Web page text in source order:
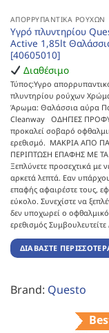
ΑΠΟΡΡΥΠΑΝΤΙΚΆ ΡΟΎΧΩΝ
Υγρό πλυντηρίου
Active 1,85lt
[40605010]
Διαθέσιμο
Τύπος:Υγρο
πλυντηρίου ρούχων
Άρωμα: Θαλάσσια αύρα
Cleanway ΟΔΗΓΙΕΣ
προκαλεί σοβαρό
ερεθισμό. ΜΑΚΡΙΑ ΑΠΟ
ΠΕΡΙΠΤΩΣΗ ΕΠΑΦΗΣ ΜΕ ΤΑ
Ξεπλύνετε προσεχτικά με
αρκετά λεπτά. Εαν
επαφής αφαιρέστε τους,
εύκολο. Συνεχίστε να
δεν υποχωρεί ο
ερεθισμός
ΔΙΑΒΆΣΤΕ
Brand: Questo